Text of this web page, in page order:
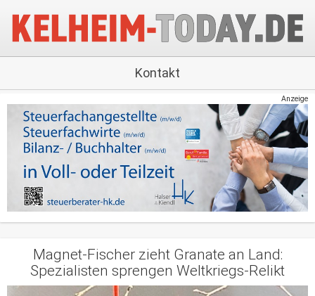
Kontakt
Anzeige
Magnet-Fischer zieht Granate an Land:
Spezialisten sprengen Weltkriegs-Relikt